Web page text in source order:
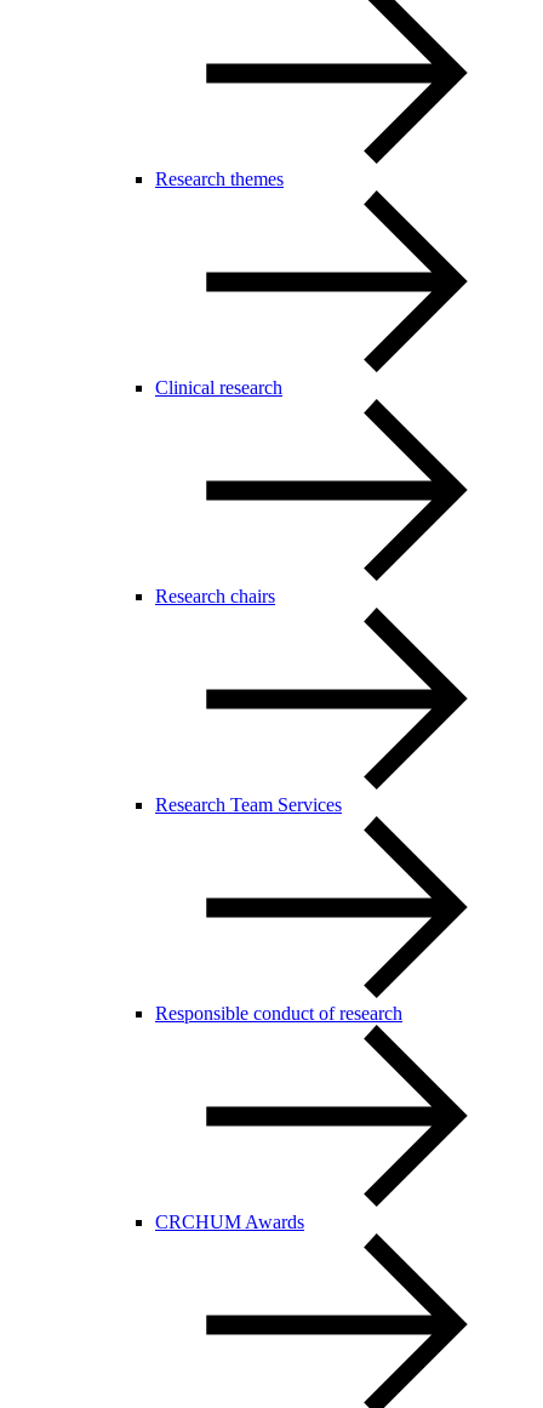
Research themes
Clinical research
Research chairs
Research Team Services
Responsible conduct of research
CRCHUM Awards